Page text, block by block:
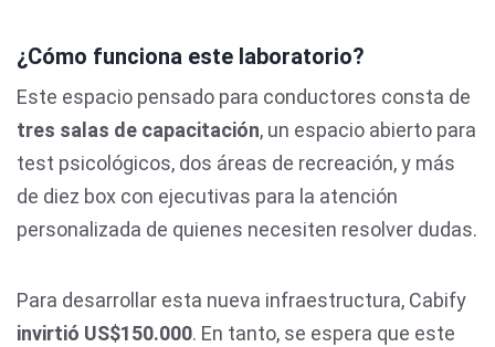
¿Cómo funciona este laboratorio?
Este espacio pensado para conductores consta de
tres salas de capacitación, un espacio abierto para
test psicológicos, dos áreas de recreación, y más
de diez box con ejecutivas para la atención
personalizada de quienes necesiten resolver dudas.
Para desarrollar esta nueva infraestructura, Cabify
invirtió US$150.000. En tanto, se espera que este